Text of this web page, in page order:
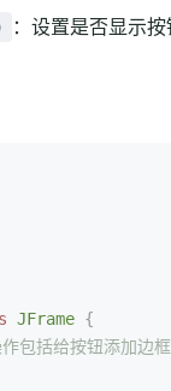
：设置是否显示按
JFrame {
包括给按钮添加边